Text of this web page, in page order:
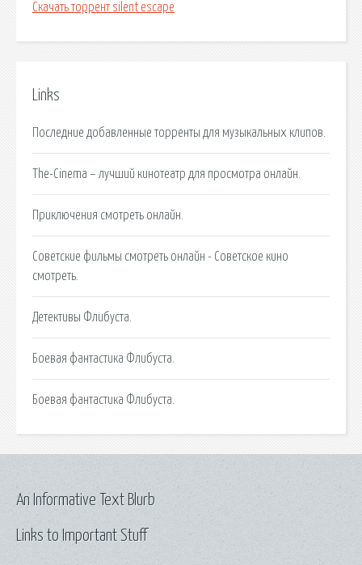
Скачать торрент silent escape
Links
Последние добавленные торренты для музыкальных клипов.
The-Cinema – лучший кинотеатр для просмотра онлайн.
Приключения смотреть онлайн.
Советские фильмы смотреть онлайн - Советское кино
смотреть.
Детективы Флибуста.
Боевая фантастика Флибуста.
Боевая фантастика Флибуста.
Links to Important Stuff
An Informative Text Blurb